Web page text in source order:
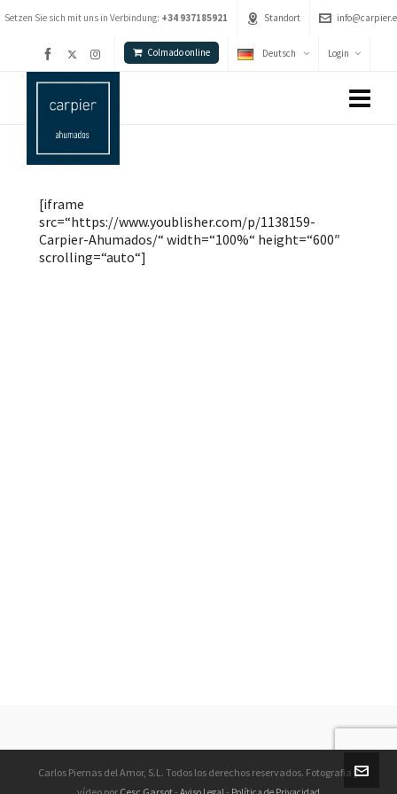
Setzen Sie sich mit uns in Verbindung: +34 937185921 Standort
Colmado online Deutsch Login
[iframe
src=“https://www.youblisher.com/p/1138159-
Carpier-Ahumados/“ width=“100%“ height=“600″
scrolling=“auto“]
Carlos Piernas del Amor, S.L. Todos los derechos reservados. Fotografia y